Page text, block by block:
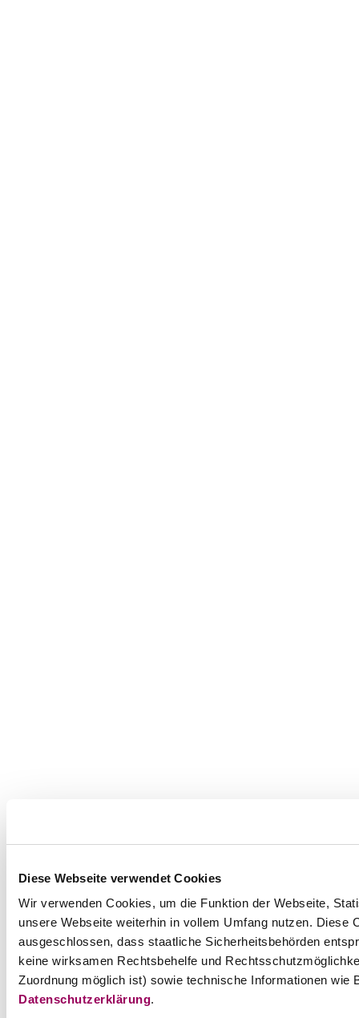
Diese Webseite verwendet Cookies
Wir verwenden Cookies, um die Funktion der Webseite,
unsere Webseite weiterhin in vollem Umfang nutzen.
ausgeschlossen, dass staatliche Sicherheitsbehörden
keine wirksamen Rechtsbehelfe und
Zuordnung möglich ist) sowie technische Informationen
Datenschutzerklärung.